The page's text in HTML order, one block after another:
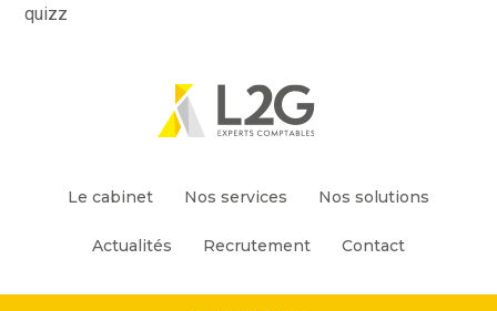
quizz
FooterLe cabinet Nos services Nos solutions
Actualités Recrutement Contact